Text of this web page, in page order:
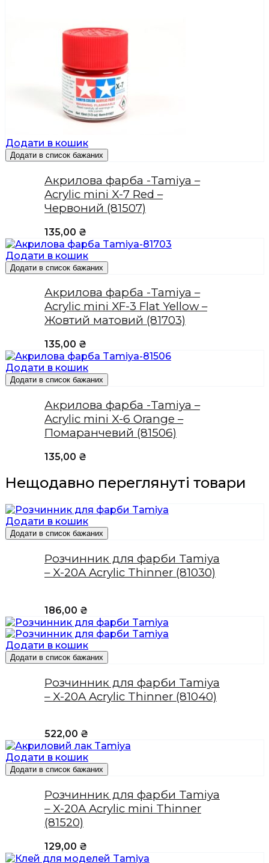
Додати в кошик
Додати в список бажаних
Акрилова фарба -Tamiya –
Acrylic mini X-7 Red –
Червоний (81507)
135,00 ₴
Додати в кошик
Додати в список бажаних
Акрилова фарба -Tamiya –
Acrylic mini XF-3 Flat Yellow –
Жовтий матовий (81703)
135,00 ₴
Додати в кошик
Додати в список бажаних
Акрилова фарба -Tamiya –
Acrylic mini X-6 Orange –
Помаранчевий (81506)
135,00 ₴
Нещодавно переглянуті товари
Додати в кошик
Додати в список бажаних
Розчинник для фарби Tamiya
– X-20A Acrylic Thinner (81030)
186,00 ₴
Додати в кошик
Додати в список бажаних
Розчинник для фарби Tamiya
– X-20A Acrylic Thinner (81040)
522,00 ₴
Додати в кошик
Додати в список бажаних
Розчинник для фарби Tamiya
– X-20A Acrylic mini Thinner
(81520)
129,00 ₴